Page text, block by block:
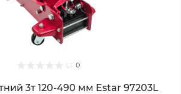
0
3т 120-490 мм Estar 97203L